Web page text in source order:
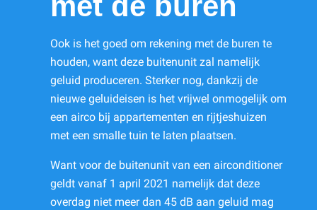
Ook is het goed om rekening met de buren te
houden, want deze buitenunit zal namelijk
geluid produceren. Sterker nog, dankzij de
nieuwe geluideisen is het vrijwel onmogelijk om
een airco bij appartementen en rijtjeshuizen
met een smalle tuin te laten plaatsen.
Want voor de buitenunit van een airconditioner
geldt vanaf 1 april 2021 namelijk dat deze
overdag niet meer dan 45 dB aan geluid mag